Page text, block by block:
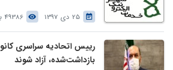
25 دی 1397 49386 بازدید
رییس اتحادیه سراسری
بازداشت‌شده، آزاد شوند